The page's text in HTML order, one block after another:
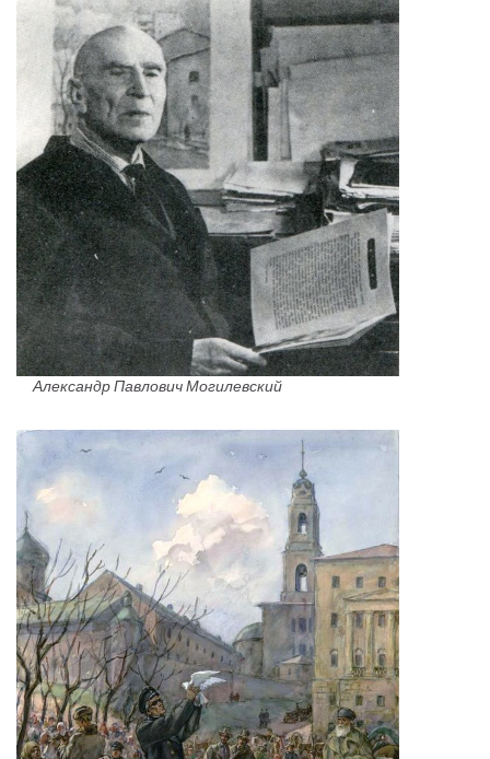
Александр Павлович Могилевский